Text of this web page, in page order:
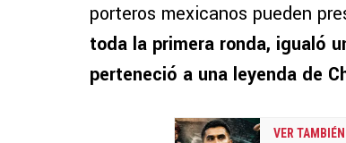
porteros mexicanos pueden
toda la primera ronda, igualó
perteneció a una leyenda de
VER TAMBIÉN